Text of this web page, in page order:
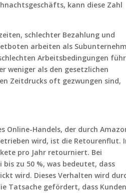
kann diese Zahl
schlechter Bezahlung und
arbeiten als
Arbeitsbedingungen
weniger als den gesetzlichen
Zeitdrucks oft gezwungen sind,
Online-Handels, der durch
wird, ist die Retourenflut.
pro Jahr retourniert. Bei
zu 50 %, was bedeutet, dass
wird. Dieses Verhalten wird
Tatsache gefördert, dass Kunden